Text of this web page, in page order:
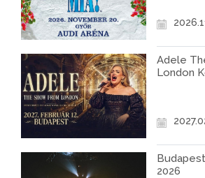
Adele
London
2026